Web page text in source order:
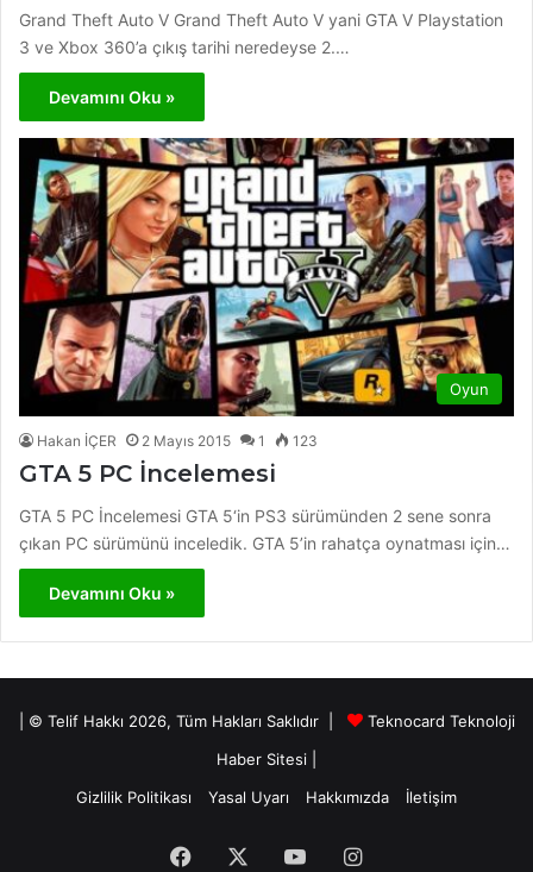
Grand Theft Auto V Grand Theft Auto V yani GTA V Playstation
3 ve Xbox 360’a çıkış tarihi neredeyse 2.…
Devamını Oku »
Oyun
Hakan İÇER 2 Mayıs 2015 1 123
GTA 5 PC İncelemesi
GTA 5 PC İncelemesi GTA 5‘in PS3 sürümünden 2 sene sonra
çıkan PC sürümünü inceledik. GTA 5’in rahatça oynatması için…
Devamını Oku »
| © Telif Hakkı 2026, Tüm Hakları Saklıdır |
Teknocard Teknoloji
Haber Sitesi
Gizlilik Politikası
Yasal Uyarı Hakkımızda İletişim
Facebook YouTubeInstagram